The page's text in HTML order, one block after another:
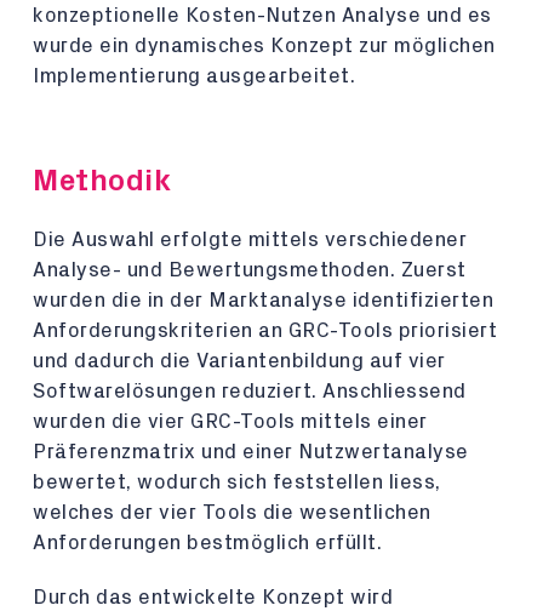
konzeptionelle Kosten-Nutzen Analyse und es
wurde ein dynamisches Konzept zur möglichen
Implementierung ausgearbeitet.
Methodik
Die Auswahl erfolgte mittels verschiedener
Analyse- und Bewertungsmethoden. Zuerst
wurden die in der Marktanalyse identifizierten
Anforderungskriterien an GRC-Tools priorisiert
und dadurch die Variantenbildung auf vier
Softwarelösungen reduziert. Anschliessend
wurden die vier GRC-Tools mittels einer
Präferenzmatrix und einer Nutzwertanalyse
bewertet, wodurch sich feststellen liess,
welches der vier Tools die wesentlichen
Anforderungen bestmöglich erfüllt.
Durch das entwickelte Konzept wird